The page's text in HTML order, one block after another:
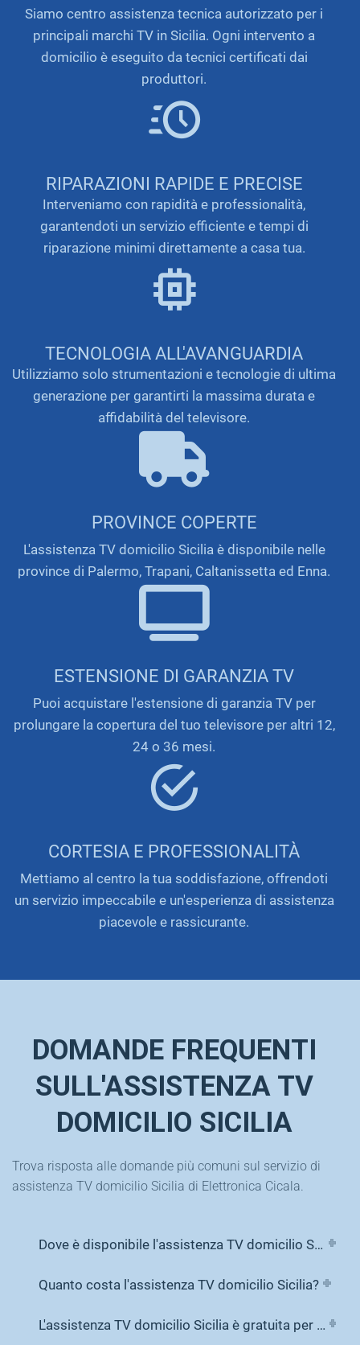
Siamo centro assistenza tecnica autorizzato per i
principali marchi TV in Sicilia. Ogni intervento a
domicilio è eseguito da tecnici certificati dai
produttori.
RIPARAZIONI RAPIDE E PRECISE
Interveniamo con rapidità e professionalità,
garantendoti un servizio efficiente e tempi di
riparazione minimi direttamente a casa tua.
TECNOLOGIA ALL'AVANGUARDIA
Utilizziamo solo strumentazioni e tecnologie di ultima
generazione per garantirti la massima durata e
affidabilità del televisore.
PROVINCE COPERTE
L'assistenza TV domicilio Sicilia è disponibile nelle
province di Palermo, Trapani, Caltanissetta ed Enna.
ESTENSIONE DI GARANZIA TV
Puoi acquistare l'estensione di garanzia TV per
prolungare la copertura del tuo televisore per altri 12,
24 o 36 mesi.
CORTESIA E PROFESSIONALITÀ
Mettiamo al centro la tua soddisfazione, offrendoti
un servizio impeccabile e un'esperienza di assistenza
piacevole e rassicurante.
DOMANDE FREQUENTI
SULL'ASSISTENZA TV
DOMICILIO SICILIA
Trova risposta alle domande più comuni sul servizio di
assistenza TV domicilio Sicilia di Elettronica Cicala.
Dove è disponibile l'assistenza TV domicilio Sicilia?
Quanto costa l'assistenza TV domicilio Sicilia?
L'assistenza TV domicilio Sicilia è gratuita per i televisori in garanzia?